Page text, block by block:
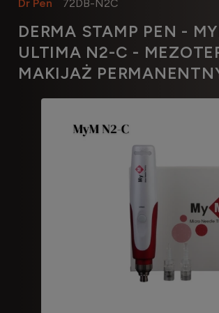
Dr Pen 72DB-N2C
DERMA STAMP PEN -
ULTIMA N2-C -
MAKIJAŻ